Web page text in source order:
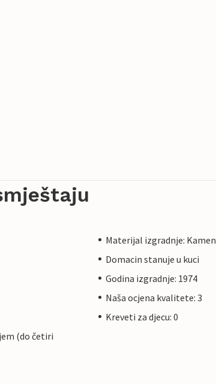
Materijal izgradnje: Kamen
Domacin stanuje u kuci
Godina izgradnje: 1974
Naša ocjena kvalitete: 3
Kreveti za djecu: 0
(do četiri